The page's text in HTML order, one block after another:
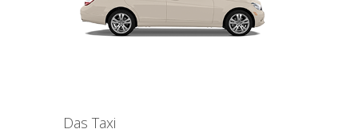
Das Taxi